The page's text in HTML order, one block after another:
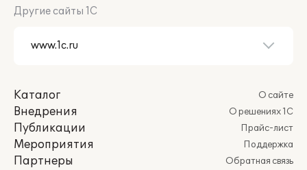
Другие сайты 1С
Каталог
Внедрения
Публикации
Мероприятия
Партнеры
О сайте
О решениях 1С
Прайс-лист
Поддержка
Обратная связь